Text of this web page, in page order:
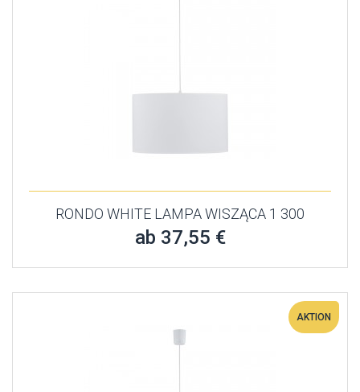
RONDO WHITE LAMPA WISZĄCA 1 300
ab 37,55 €
AKTION